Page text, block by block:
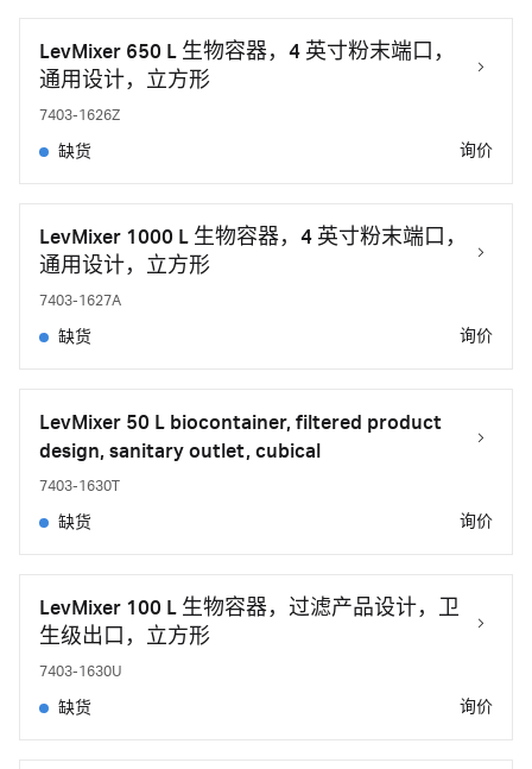
LevMixer 650 L 生物容器，4 英寸粉末端口，
通用设计，立方形
7403-1626Z
缺货 询价
LevMixer 1000 L 生物容器，4 英寸粉末端口，
通用设计，立方形
7403-1627A
缺货 询价
LevMixer 50 L biocontainer, filtered product
design, sanitary outlet, cubical
7403-1630T
缺货 询价
LevMixer 100 L 生物容器，过滤产品设计，卫
生级出口，立方形
7403-1630U
缺货 询价